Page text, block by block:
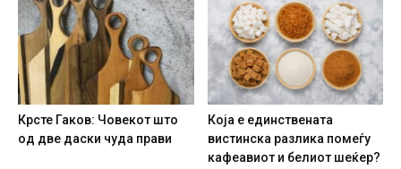
Крсте Гаков: Човекот што
од две даски чуда прави
Која е единствената
вистинска разлика помеѓу
кафеавиот и белиот шеќер?